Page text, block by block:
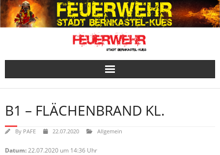
Skip
to
content
B1 – FLÄCHENBRAND KL.
By PAFE 22.07.2020 Allgemein
Datum:22.07.2020 um 14:36 Uhr